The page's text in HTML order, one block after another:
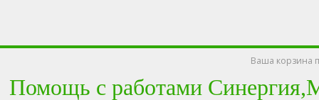
Ваша корзина
Помощь с работами